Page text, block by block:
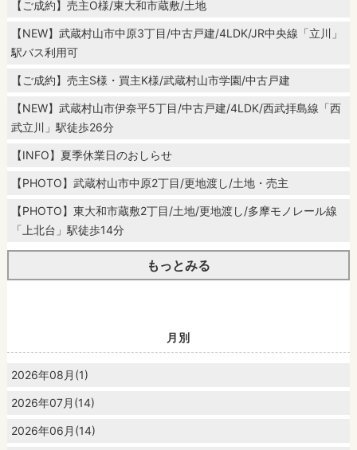
【ご成約】売主O様/東大和市蔵敷/土地
【NEW】武蔵村山市中原3丁目/中古戸建/4LDK/JR中央線「立川」
駅バス利用可
【ご成約】売主S様・買主K様/武蔵村山市学園/中古戸建
【NEW】武蔵村山市伊奈平5丁目/中古戸建/4LDK/西武拝島線「西
武立川」駅徒歩26分
【INFO】夏季休業日のおしらせ
【PHOTO】武蔵村山市中原2丁目/更地渡し/土地・売主
【PHOTO】東大和市蔵敷2丁目/土地/更地渡し/多摩モノレール線
「上北台」駅徒歩14分
もっとみる
月別
2026年08月(1)
2026年07月(14)
2026年06月(14)